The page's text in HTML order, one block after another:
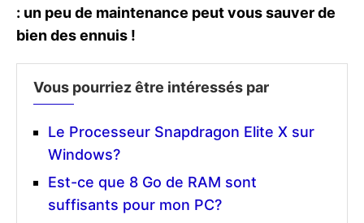
: un peu de maintenance peut vous sauver de
bien des ennuis !
Vous pourriez être intéressés par
Le Processeur Snapdragon Elite X sur
Windows?
Est-ce que 8 Go de RAM sont
suffisants pour mon PC?